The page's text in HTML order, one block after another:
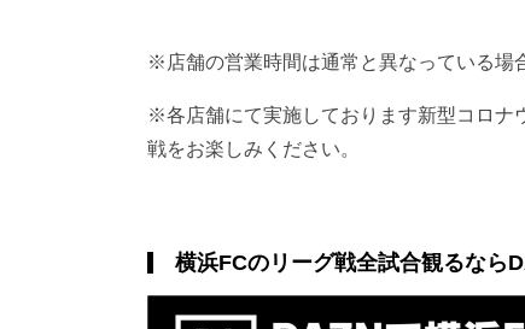
※店舗の営業時間は通常と異なっている場
※各店舗にて実施しております新型コロナ
戦をお楽しみください。
横浜FCのリーグ戦全試合観るなら